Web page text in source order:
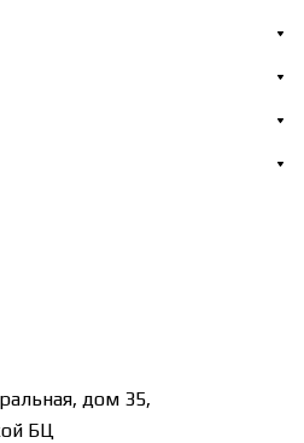
дом 35,
БЦ